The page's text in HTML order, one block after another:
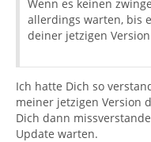
Wenn es keinen
allerdings warten, bis
deiner jetzigen
Ich hatte Dich so
meiner jetzigen Version
Dich dann
Update warten.